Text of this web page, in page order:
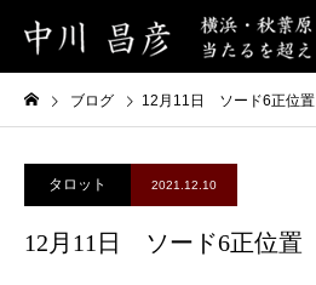
ブログ 12月11日 ソード6正位置
タロット 2021.12.10
12月11日 ソード6正位置